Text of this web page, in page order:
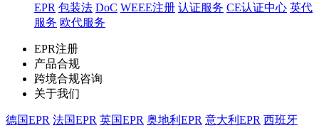
EPR 包装法 DoC WEEE注册 认证服务 CE认证中心 英代
服务 欧代服务
EPR注册
产品合规
跨境合规咨询
关于我们
德国EPR 法国EPR 英国EPR 奥地利EPR 意大利EPR 西班牙